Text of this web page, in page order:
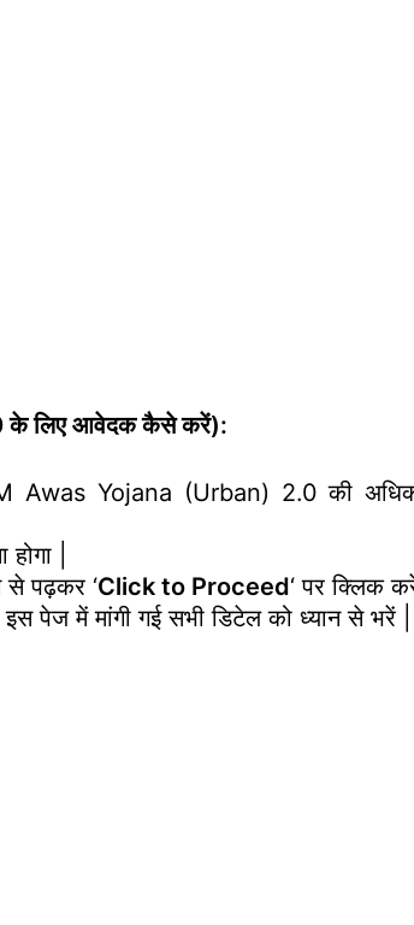
के लिए आवेदक कैसे करें):
Yojana (Urban) 2.0 की
|
पढ़कर ‘Click to Proceed‘ पर क्लिक
में मांगी गई सभी डिटेल को ध्यान से भरें |